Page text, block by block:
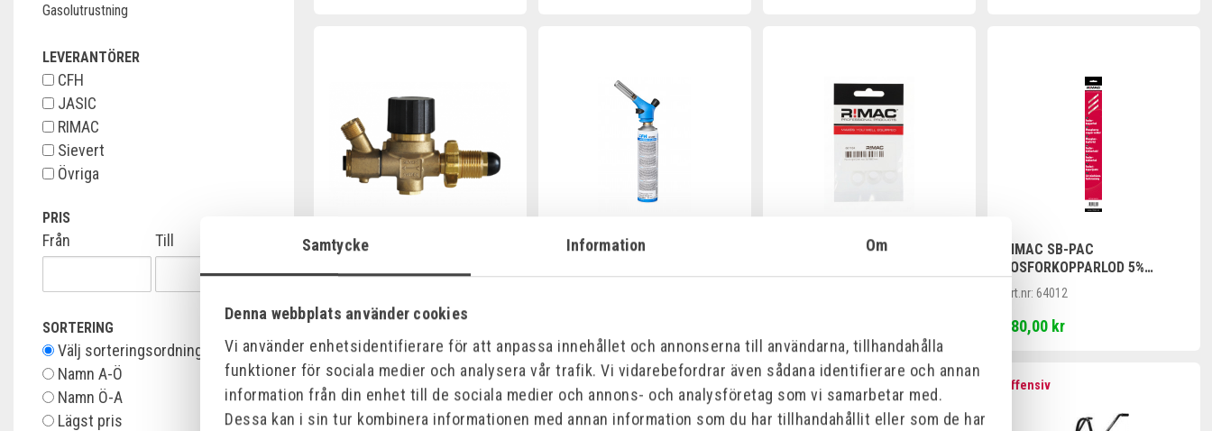
Samtycke Information Om
Denna webbplats använder cookies
Vi använder enhetsidentifierare för att anpassa innehållet och annonserna till användarna, tillhandahålla
funktioner för sociala medier och analysera vår trafik. Vi vidarebefordrar även sådana identifierare och annan
information från din enhet till de sociala medier och annons- och analysföretag som vi samarbetar med.
Dessa kan i sin tur kombinera informationen med annan information som du har tillhandahållit eller som de har
Gasolutrustning
LEVERANTÖRER
CFH
JASIC
RIMAC
Sievert
Övriga
PRIS
Från Till
SORTERING
Välj sorteringsordning
Namn A-Ö
Namn Ö-A
Lägst pris
SIEVERT REGULATOR INK.
2 362,00 kr
CFH BRÄNNARSET TS1800
Art.nr:52132
RIMAC PACKNING TILL 2141
RIMAC SB-PAC
FOSFORKOPPARLOD 5%
SILVER - 2X2MM/5ST
Art.nr: 64012
780,00 kr
Offensiv Offensiv Offensiv Offensiv